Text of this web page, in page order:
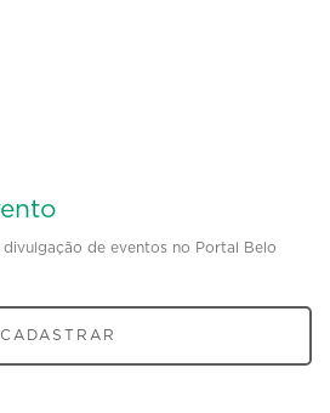
de eventos no Portal Belo
CADASTRAR